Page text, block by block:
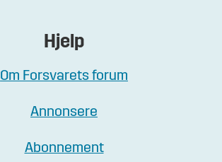
Hjelp
Om Forsvarets forum
Annonsere
Abonnement